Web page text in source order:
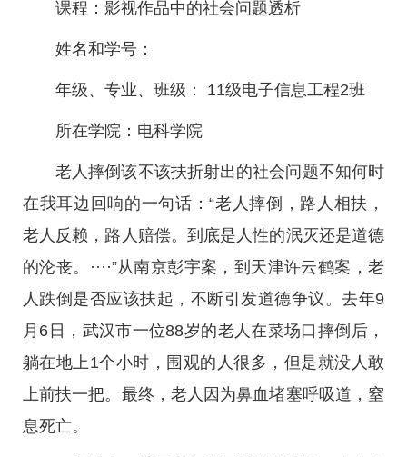
课程：影视作品中的社会问题透析
姓名和学号：
年级、专业、班级： 11级电子信息工程2班
所在学院：电科学院
老人摔倒该不该扶折射出的社会问题不知何时
在我耳边回响的一句话：“老人摔倒，路人相扶，
老人反赖，路人赔偿。到底是人性的泯灭还是道德
的沦丧。····”从南京彭宇案，到天津许云鹤案，老
人跌倒是否应该扶起，不断引发道德争议。去年9
月6日，武汉市一位88岁的老人在菜场口摔倒后，
躺在地上1个小时，围观的人很多，但是就没人敢
上前扶一把。最终，老人因为鼻血堵塞呼吸道，窒
息死亡。